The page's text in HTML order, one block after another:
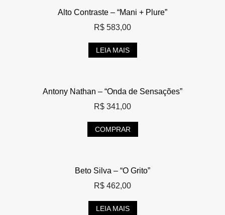
Alto Contraste – “Mani + Plure”
R$ 583,00
LEIA MAIS
Antony Nathan – “Onda de Sensações”
R$ 341,00
COMPRAR
Beto Silva – “O Grito”
R$ 462,00
LEIA MAIS